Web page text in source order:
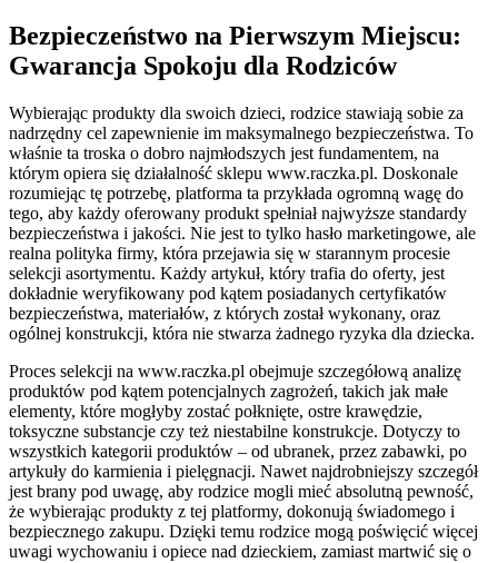
Bezpieczeństwo na Pierwszym Miejscu:
Gwarancja Spokoju dla Rodziców
Wybierając produkty dla swoich dzieci, rodzice stawiają sobie za
nadrzędny cel zapewnienie im maksymalnego bezpieczeństwa. To
właśnie ta troska o dobro najmłodszych jest fundamentem, na
którym opiera się działalność sklepu www.raczka.pl. Doskonale
rozumiejąc tę potrzebę, platforma ta przykłada ogromną wagę do
tego, aby każdy oferowany produkt spełniał najwyższe standardy
bezpieczeństwa i jakości. Nie jest to tylko hasło marketingowe, ale
realna polityka firmy, która przejawia się w starannym procesie
selekcji asortymentu. Każdy artykuł, który trafia do oferty, jest
dokładnie weryfikowany pod kątem posiadanych certyfikatów
bezpieczeństwa, materiałów, z których został wykonany, oraz
ogólnej konstrukcji, która nie stwarza żadnego ryzyka dla dziecka.
Proces selekcji na www.raczka.pl obejmuje szczegółową analizę
produktów pod kątem potencjalnych zagrożeń, takich jak małe
elementy, które mogłyby zostać połknięte, ostre krawędzie,
toksyczne substancje czy też niestabilne konstrukcje. Dotyczy to
wszystkich kategorii produktów – od ubranek, przez zabawki, po
artykuły do karmienia i pielęgnacji. Nawet najdrobniejszy szczegół
jest brany pod uwagę, aby rodzice mogli mieć absolutną pewność,
że wybierając produkty z tej platformy, dokonują świadomego i
bezpiecznego zakupu. Dzięki temu rodzice mogą poświęcić więcej
uwagi wychowaniu i opiece nad dzieckiem, zamiast martwić się o